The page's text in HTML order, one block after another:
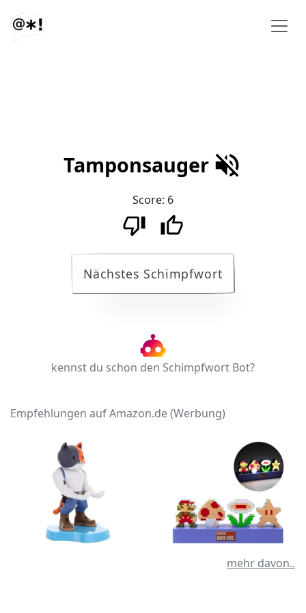
Tamponsauger
Score: 6
Nächstes Schimpfwort
kennst du schon den Schimpfwort Bot?
Empfehlungen auf Amazon.de (Werbung)
mehr davon..